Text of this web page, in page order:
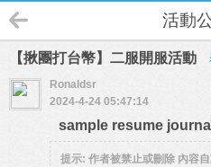
活動
【揪團打台幣】二服開服活動
Ronaldsr
2024-4-24 05:47:14
sample resume
提示: 作者被禁止或刪除 內容